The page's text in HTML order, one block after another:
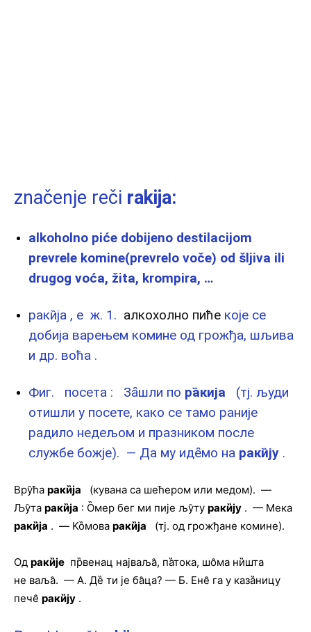
značenje reči rakija:
alkoholno piće dobijeno destilacijom
prevrele komine(prevrelo voče) od šljiva ili
drugog voća, žita, krompira, …
раки̏ја , е ж. 1. алкохолно пиће које се
добија варењем комине од грожђа, шљива
и др. воћа .
Фиг. посета : За̑шли по ра̏кија (тј. људи
отишли у посете, како се тамо раније
радило недељом и празником после
службе божје). — Да му иде̑мо на раки̏ју .
Вру̑ћа раки̏ја (кувана са шећером или медом). —
Љу̑та раки̏ја : О̏мер бег ми пије љу̑ту раки̏ју . — Мека
раки̏ја . — Kȍмова раки̏ја (тј. од грожђане комине).
Од раки̏је пр̏венац најваља̑, па̏тока, шо̑ма ни̏шта
не ваља̑. — А. Де̏ ти је ба̑ца? — Б. Ене̑ га у каза̏ницу
пече̑ раки̏ју .